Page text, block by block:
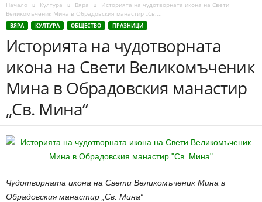
Начало Култура Вяра
Историята на чудотворната икона на Свети
Великомъченик Мина в Обрадовския манастир „Св....
ВЯРА КУЛТУРА ОБЩЕСТВО ПРАЗНИЦИ
Историята на чудотворната
икона на Свети Великомъченик
Мина в Обрадовския манастир
„Св. Мина“
Чудотворната икона на Свети Великомъченик Мина в
Обрадовския манастир „Св. Мина“